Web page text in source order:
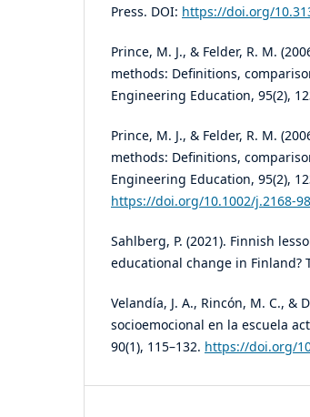
Press. DOI: https://doi.org/
Prince, M. J., & Felder, R. M.
methods: Definitions,
Engineering Education, 95(2),
Prince, M. J., & Felder, R. M.
methods: Definitions,
Engineering Education, 95(2),
https://doi.org/10.1002/j.2168-
Sahlberg, P. (2021). Finnish
educational change in Finland?
Velandía, J. A., Rincón, M. C., &
socioemocional en la escuela
90(1), 115–132. https://doi.org/